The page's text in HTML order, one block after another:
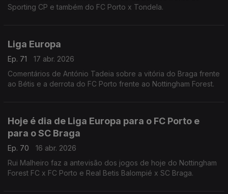
Sporting CP e também do FC Porto x Tondela.
Liga Europa
Ep. 71
17 abr. 2026
Comentários de António Tadeia sobre a vitória do Braga frente
ao Bétis e a derrota do FC Porto frente ao Nottingham Forest.
Hoje é dia de Liga Europa para o FC Porto e
para o SC Braga
Ep. 70
16 abr. 2026
Rui Malheiro faz a antevisão dos jogos de hoje do Nottingham
Forest FC x FC Porto e Real Betis Balompié x SC Braga.